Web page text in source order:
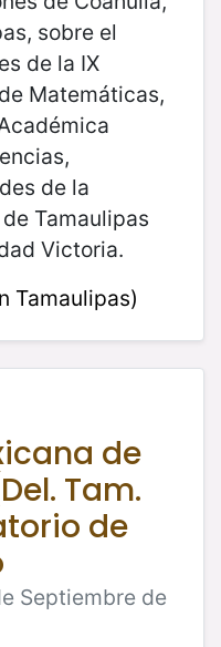
sobre el
de la IX
Matemáticas,
de la
Tamaulipas
Victoria.
Tamaulipas)
de
Tam.
de
Septiembre de